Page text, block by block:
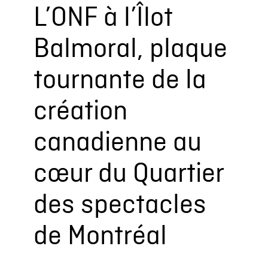
L’ONF à l’Îlot
Balmoral, plaque
tournante de la
création
canadienne au
cœur du Quartier
des spectacles
de Montréal